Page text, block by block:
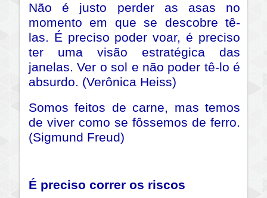
Não é justo perder as asas no
momento em que se descobre tê-
las. É preciso poder voar, é preciso
ter uma visão estratégica das
janelas. Ver o sol e não poder tê-lo é
absurdo. (Verônica Heiss)
Somos feitos de carne, mas temos
de viver como se fôssemos de ferro.
(Sigmund Freud)
É preciso correr os riscos